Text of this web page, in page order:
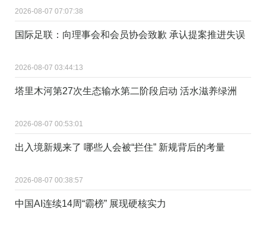
2026-08-07 07:07:38
国际足联：向理事会和会员协会致歉 承认提案推进失误
2026-08-07 03:44:13
塔里木河第27次生态输水第二阶段启动 活水滋养绿洲
2026-08-07 00:53:01
出入境新规来了 哪些人会被“拦住” 新规背后的考量
2026-08-07 00:38:57
中国AI连续14周“霸榜” 展现硬核实力